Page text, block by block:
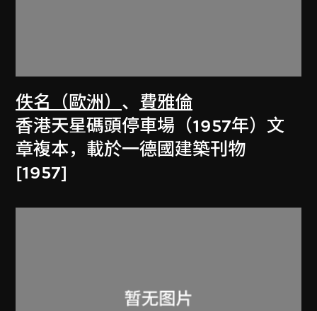
佚名（歐洲） 、 費雅倫
香港天星碼頭停車場（1957年）文
章複本，載於一德國建築刊物
[1957]